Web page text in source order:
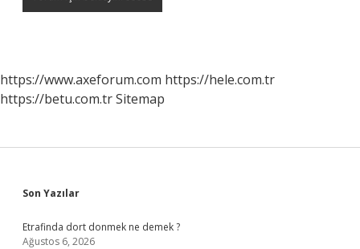
https://www.axeforum.com https://hele.com.tr
https://betu.com.trSitemap
Sidebar
Son Yazılar
Etrafinda dort donmek ne demek ?
Ağustos 6, 2026